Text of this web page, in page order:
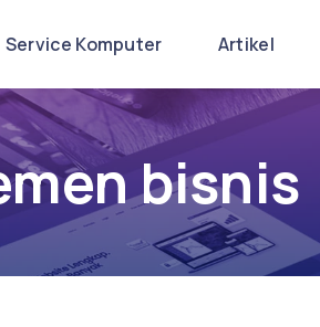
Service Komputer Artikel
bisnis